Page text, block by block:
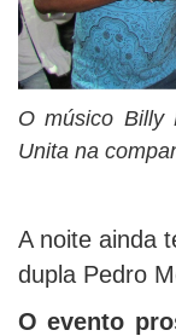
O músico Billy
Unita na
A noite ainda
dupla Pedro
O evento